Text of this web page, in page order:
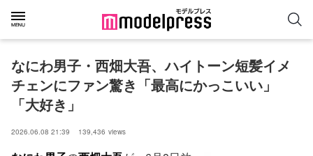
なにわ男子・西畑大吾、ハイトーン短髪イメ
チェンにファン驚き「最高にかっこいい」
「大好き」
2026.06.08 21:39 139,436 views